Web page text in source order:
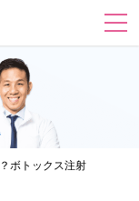
ボトックス注射